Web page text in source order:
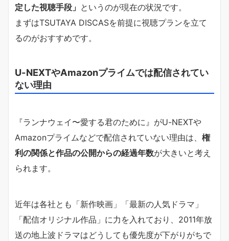
定した視聴手段」 というのが現在の状況です。
まずはTSUTAYA DISCASを前提に視聴プランを立て
るのがおすすめです。
U-NEXTやAmazonプライムでは配信されてい
ない理由
『ランナウェイ〜愛する君のために』がU-NEXTや
Amazonプライムなどで配信されていない理由は、 権
利の関係と作品の公開からの経過年数が大きいと考え
られます。
近年は各社とも「新作映画」「最新の人気ドラマ」
「配信オリジナル作品」に力を入れており、2011年放
送の地上波ドラマはどうしても優先度が下がりがちで